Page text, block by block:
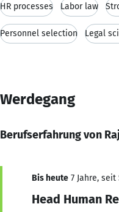
HR processes Labor law
Personnel selection Legal
Werdegang
Berufserfahrung von
Bis heute 7 Jahre, seit
Head Human